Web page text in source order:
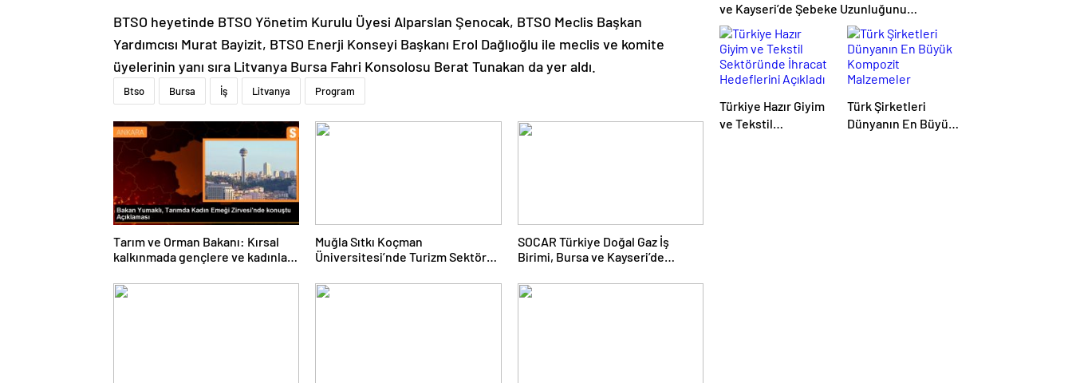
BTSO heyetinde BTSO Yönetim Kurulu Üyesi Alparslan Şenocak, BTSO Meclis Başkan
Yardımcısı Murat Bayizit, BTSO Enerji Konseyi Başkanı Erol Dağlıoğlu ile meclis ve komite
üyelerinin yanı sıra Litvanya Bursa Fahri Konsolosu Berat Tunakan da yer aldı.
Btso Bursa İş Litvanya Program
Tarım ve Orman Bakanı: Kırsal
kalkınmada gençlere ve kadınlara
Muğla Sıtkı Koçman
Üniversitesi’nde Turizm Sektörü
SOCAR Türkiye Doğal Gaz İş
Birimi, Bursa ve Kayseri’de
ve Kayseri’de Şebeke Uzunluğunu
Artıracak
Türkiye Hazır Giyim
ve Tekstil
Türk Şirketleri
Dünyanın En Büyük